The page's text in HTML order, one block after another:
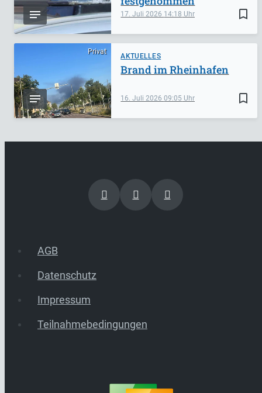
bookmark_border
17. Juli 2026 14:18
Privat
AKTUELLES
bookmark_border
16. Juli 202609:05
Brand im Rheinhafen
AGB
Datenschutz
Impressum
Teilnahmebedingungen